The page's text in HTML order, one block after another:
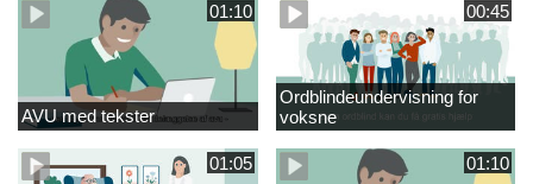
01:10
AVU med tekster
00:45
Ordblindeundervisning for
voksne
01:05 01:10